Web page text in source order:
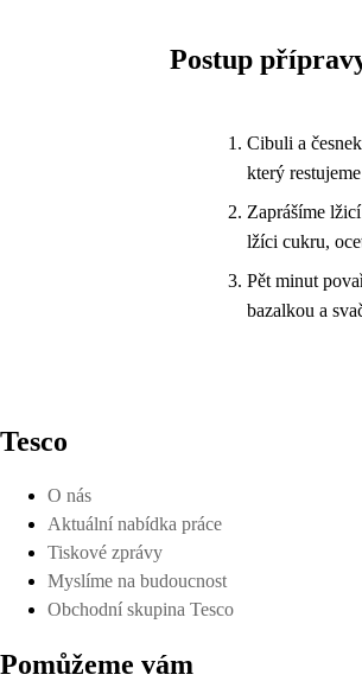
Postup
Cibuli a
který
Zaprášíme
lžíci cukru,
Pět minut
bazalkou a
Tesco
O nás
Aktuální nabídka práce
Tiskové zprávy
Myslíme na budoucnost
Obchodní skupina Tesco
Pomůžeme vám